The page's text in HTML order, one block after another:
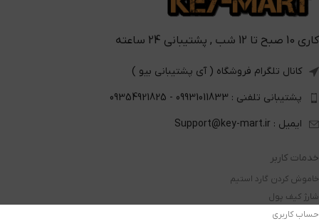
کاری 10 صبح تا 12 شب , پشتیبانی 24 ساعته
کانال تلگرام فروشگاه ( آی پشتیبانی بیو )
پشتیبانی تلفنی : 09931011833 - 09354921825
ایمیل : Support@key-mart.ir
خدمات کاربر
خاموش کردن گارد استیم
شارژ کیف پول
حساب کاربری